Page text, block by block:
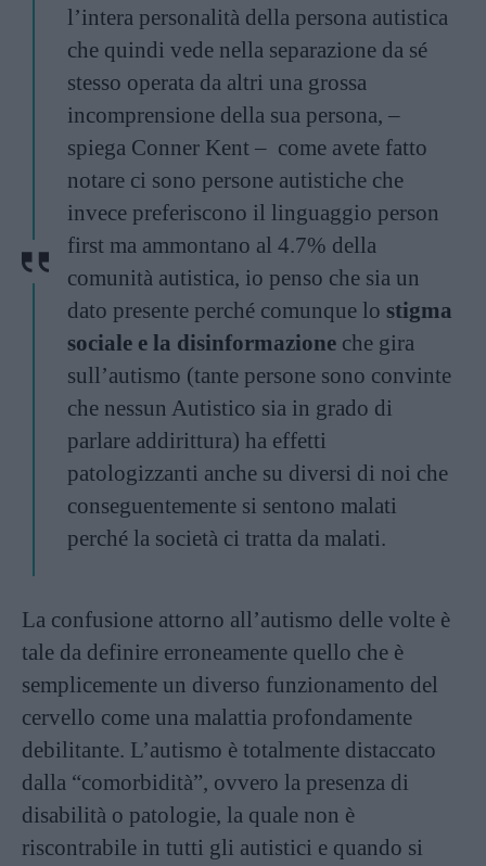
l’intera personalità della persona autistica
che quindi vede nella separazione da sé
stesso operata da altri una grossa
incomprensione della sua persona, –
spiega Conner Kent – come avete fatto
notare ci sono persone autistiche che
invece preferiscono il linguaggio person
first ma ammontano al 4.7% della
comunità autistica, io penso che sia un
dato presente perché comunque lo stigma
sociale e la disinformazione che gira
sull’autismo (tante persone sono convinte
che nessun Autistico sia in grado di
parlare addirittura) ha effetti
patologizzanti anche su diversi di noi che
conseguentemente si sentono malati
perché la società ci tratta da malati.
La confusione attorno all’autismo delle volte è
tale da definire erroneamente quello che è
semplicemente un diverso funzionamento del
cervello come una malattia profondamente
debilitante. L’autismo è totalmente distaccato
dalla “comorbidità”, ovvero la presenza di
disabilità o patologie, la quale non è
riscontrabile in tutti gli autistici e quando si